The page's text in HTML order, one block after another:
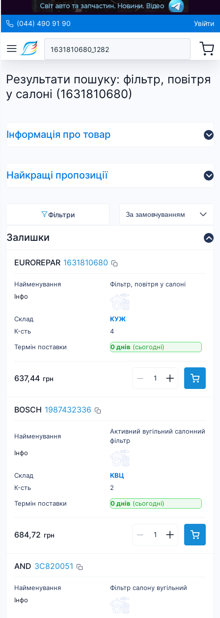
(044) 490 91 90 Увійти
Результати пошуку: фільтр, повітря
у салоні (1631810680)
Інформація про товар
Найкращі пропозиції
Фільтри
Залишки
EUROREPAR 1631810680
Найменування
Фільтр, повітря у салоні
Інфо
Склад
КУЖ
К-cть
4
Термін поставки
0 днів (сьогодні)
637,44 грн
BOSCH 1987432336
Найменування
Активний вугільний салонний
фільтр
Інфо
Склад
КВЦ
К-cть
2
Термін поставки
0 днів (сьогодні)
684,72 грн
AND 3C820051
Найменування
Фільтр салону вугільний
Інфо